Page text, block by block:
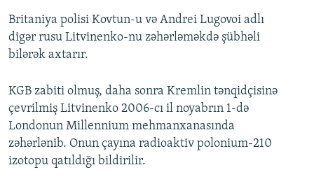
Britaniya polisi Kovtun-u və Andrei Lugovoi adlı
digər rusu Litvinenko-nu zəhərləməkdə şübhəli
bilərək axtarır.
KGB zabiti olmuş, daha sonra Kremlin tənqidçisinə
çevrilmiş Litvinenko 2006-cı il noyabrın 1-də
Londonun Millennium mehmanxanasında
zəhərlənib. Onun çayına radioaktiv polonium-210
izotopu qatıldığı bildirilir.